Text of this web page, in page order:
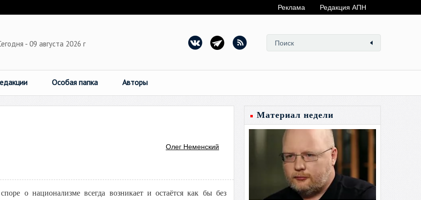
Реклама Редакция АПН
- 09 августа 2026 г
Особая папка Авторы
Олег Неменский
о национализме всегда возникает и остаётся как бы без
Материал недели